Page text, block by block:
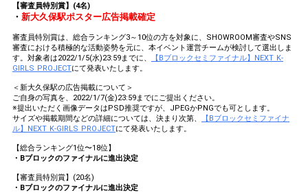
【審査員特別賞】(4名)
・ 新大久保駅ポスター広告掲載確定
審査員特別賞は、総合ランキング3～10位の方を対象に、SHOWROOM審査やSNS
審査における積極的な活動姿勢を元に、本イベント運営チームが検討して選出しま
す。対象者は2022/1/5(水)23:59までに、
【Bブロックセミファイナル】NEXT K-
GIRLS PROJECTにて発表いたします。
＜新大久保駅の広告掲載について＞
ご自身の写真を、2022/1/7(金)23:59までにご提出ください。
※提出いただく画像データはPSD推奨ですが、JPEGかPNGでも可とします。
サイズや掲載期間などの詳細については、決まり次第、
【Bブロックセミファイナ
ル】NEXT K-GIRLS PROJECTにて発表いたします。
【総合ランキング1位〜18位】
・Bブロックのファイナルに進出決定
【審査員特別賞】(20名)
・Bブロックのファイナルに進出決定